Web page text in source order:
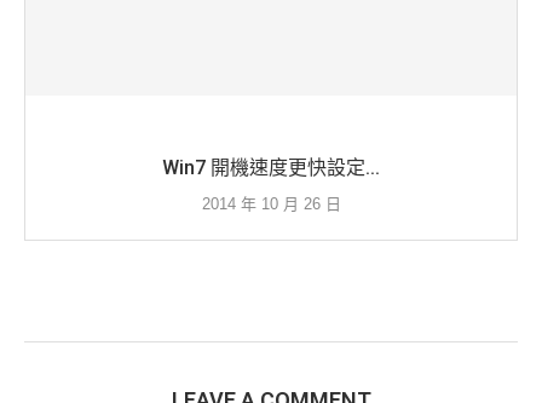
Win7 開機速度更快設定...
2014 年 10 月 26 日